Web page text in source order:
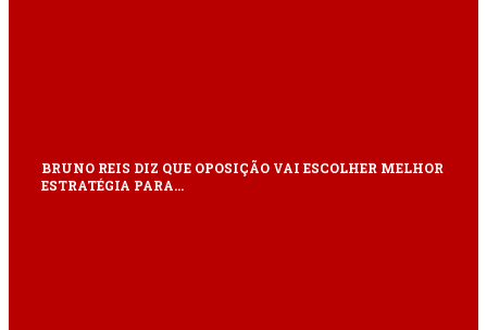
BRUNO REIS DIZ QUE OPOSIÇÃO VAI ESCOLHER MELHOR
ESTRATÉGIA PARA…